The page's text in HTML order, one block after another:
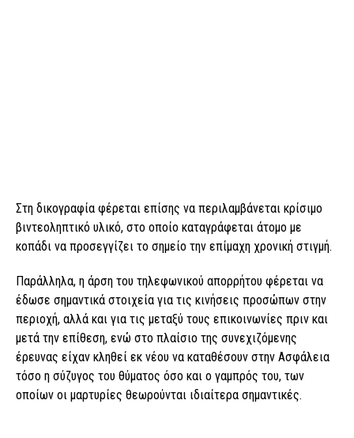
Στη δικογραφία φέρεται επίσης να περιλαμβάνεται κρίσιμο
βιντεοληπτικό υλικό, στο οποίο καταγράφεται άτομο με
κοπάδι να προσεγγίζει το σημείο την επίμαχη χρονική στιγμή.
Παράλληλα, η άρση του τηλεφωνικού απορρήτου φέρεται να
έδωσε σημαντικά στοιχεία για τις κινήσεις προσώπων στην
περιοχή, αλλά και για τις μεταξύ τους επικοινωνίες πριν και
μετά την επίθεση, ενώ στο πλαίσιο της συνεχιζόμενης
έρευνας είχαν κληθεί εκ νέου να καταθέσουν στην Ασφάλεια
τόσο η σύζυγος του θύματος όσο και ο γαμπρός του, των
οποίων οι μαρτυρίες θεωρούνται ιδιαίτερα σημαντικές.